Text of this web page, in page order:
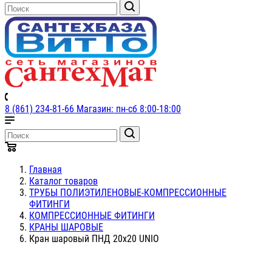
8 (861) 234-81-66 Магазин: пн-сб 8:00-18:00
Главная
Каталог товаров
ТРУБЫ ПОЛИЭТИЛЕНОВЫЕ-КОМПРЕССИОННЫЕ
ФИТИНГИ
КОМПРЕССИОННЫЕ ФИТИНГИ
КРАНЫ ШАРОВЫЕ
Кран шаровый ПНД 20х20 UNIO